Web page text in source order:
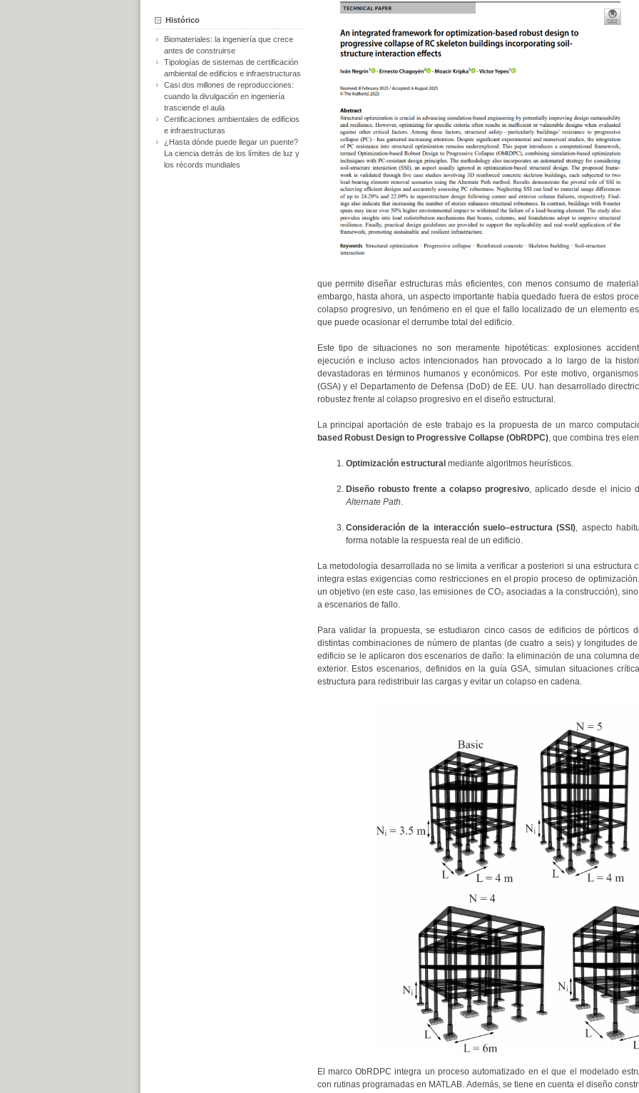
que permite diseñar estructuras más eficientes, con menos consumo de
embargo, hasta ahora, un aspecto importante había quedado fuera de estos
colapso progresivo, un fenómeno en el que el fallo localizado de un elemento
que puede ocasionar el derrumbe total del edificio.
Este tipo de situaciones no son meramente hipotéticas: explosiones
ejecución e incluso actos intencionados han provocado a lo largo de la
devastadoras en términos humanos y económicos. Por este motivo,
(GSA) y el Departamento de Defensa (DoD) de EE. UU. han desarrollado
robustez frente al colapso progresivo en el diseño estructural.
La principal aportación de este trabajo es la propuesta de un marco
based Robust Design to Progressive Collapse (ObRDPC), que combina tres
Optimización estructural mediante algoritmos heurísticos.
Diseño robusto frente a colapso progresivo, aplicado desde el inicio
Alternate Path.
Consideración de la interacción suelo–estructura (SSI), aspecto
forma notable la respuesta real de un edificio.
La metodología desarrollada no se limita a verificar a posteriori si una estructura
integra estas exigencias como restricciones en el propio proceso de
un objetivo (en este caso, las emisiones de CO₂ asociadas a la construcción),
a escenarios de fallo.
Para validar la propuesta, se estudiaron cinco casos de edificios de pórticos
distintas combinaciones de número de plantas (de cuatro a seis) y longitudes
edificio se le aplicaron dos escenarios de daño: la eliminación de una columna
exterior. Estos escenarios, definidos en la guía GSA, simulan situaciones
estructura para redistribuir las cargas y evitar un colapso en cadena.
El marco ObRDPC integra un proceso automatizado en el que el modelado
con rutinas programadas en MATLAB. Además, se tiene en cuenta el diseño
Histórico
Biomateriales: la ingeniería que crece
antes de construirse
Tipologías de sistemas de certificación
ambiental de edificios e infraestructuras
Casi dos millones de reproducciones:
cuando la divulgación en ingeniería
trasciende el aula
Certificaciones ambientales de edificios
e infraestructuras
¿Hasta dónde puede llegar un puente?
La ciencia detrás de los límites de luz y
los récords mundiales